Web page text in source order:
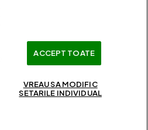
ACCEPT TOATE
VREAU SA MODIFIC
SETARILE INDIVIDUAL